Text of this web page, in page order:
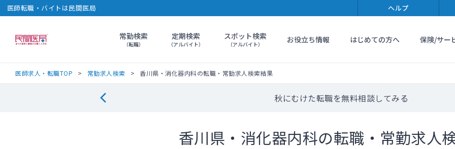
医師転職・バイトは民間医局 ヘルプ
民間医局常勤検索
（転職）
定期検索
（アルバイト）
スポット検索
（アルバイト） お役立ち情報 はじめての方へ 保険/サー
医師求人・転職TOP 常勤求人検索 香川県・消化器内科の転職・常勤求人検索結果
秋にむけた転職を無料相談してみる
香川県・消化器内科の転職・常勤求人